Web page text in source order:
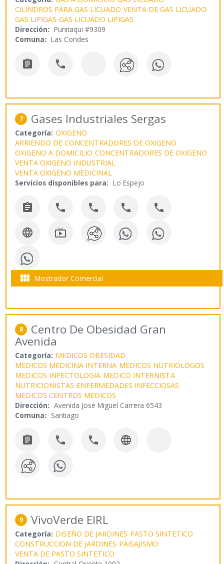
CILINDROS PARA GAS LICUADO VENTA DE GAS LICUADO
GAS LIPIGAS GAS LICUADO LIPIGAS
Dirección: Punitaqui #9309
Comuna: Las Condes
 
7 Gases Industriales Sergas
Categoría: OXIGENO
ARRIENDO DE CONCENTRADORES DE OXIGENO
OXIGENO A DOMICILIO CONCENTRADORES DE OXIGENO
VENTA OXIGENO INDUSTRIAL
VENTA OXIGENO MEDICINAL
Servicios disponibles para: Lo Espejo
    
 
 Mostrador Comercial
8 Centro De Obesidad Gran
Avenida
Categoría: MEDICOS OBESIDAD
MEDICOS MEDICINA INTERNA MEDICOS NUTRIOLOGOS
MEDICOS INFECTOLOGIA MEDICO INTERNISTA
NUTRICIONISTAS ENFERMEDADES INFECCIOSAS
MEDICOS CENTROS MEDICOS
Dirección: Avenida José Miguel Carrera 6543
Comuna: Santiago
   
9 VivoVerde EIRL
Categoría: DISEÑO DE JARDINES PASTO SINTETICO
CONSTRUCCION DE JARDINES PAISAJISMO
VENTA DE PASTO SINTETICO